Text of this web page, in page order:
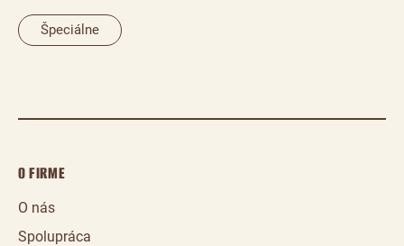
Špeciálne
O FIRME
O nás
Spolupráca